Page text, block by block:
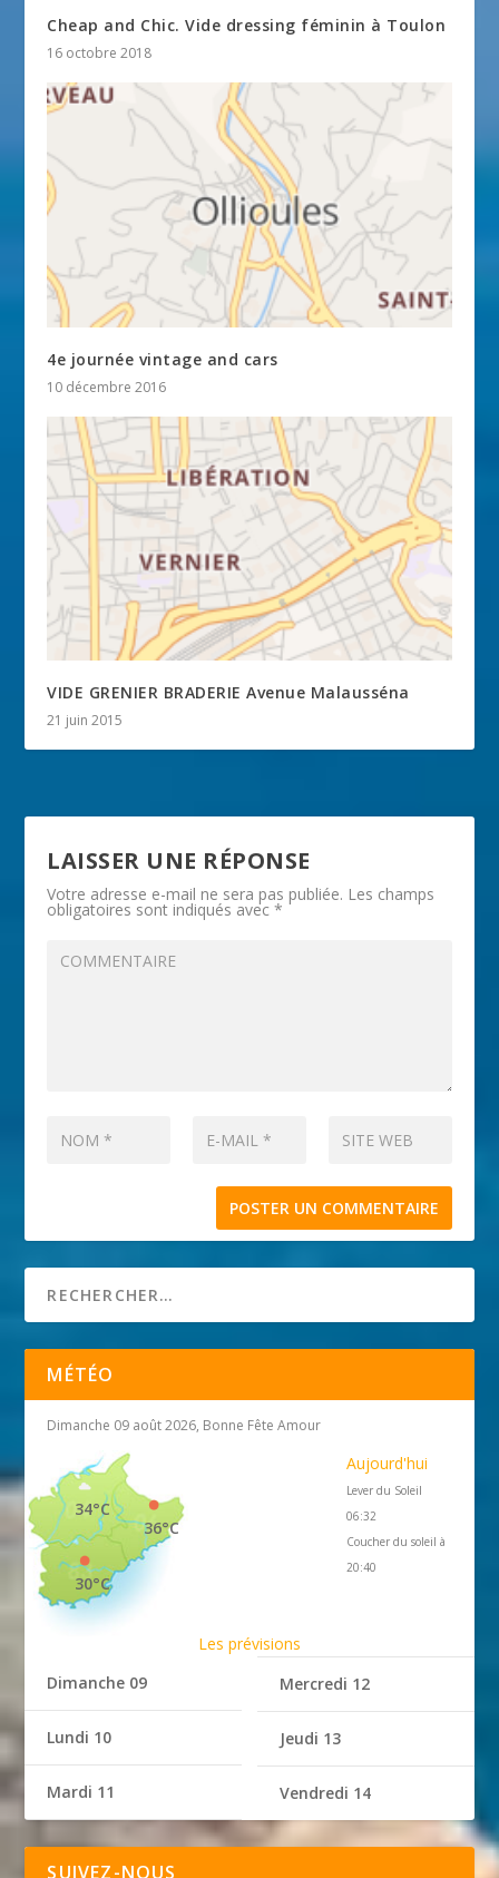
Cheap and Chic. Vide dressing féminin à Toulon
16 octobre 2018
4e journée vintage and cars
10 décembre 2016
VIDE GRENIER BRADERIE Avenue Malausséna
21 juin 2015
LAISSER UNE RÉPONSE
Votre adresse e-mail ne sera pas publiée. Les champs
obligatoires sont indiqués avec*
MÉTÉO
Dimanche 09 août 2026, Bonne Fête Amour
36°C
34°C
30°C
Aujourd'hui
Lever du Soleil
06:32
Coucher du soleil à
20:40
Les prévisions
Dimanche 09
Lundi 10
Mardi 11
Mercredi 12
Jeudi 13
Vendredi 14
SUIVEZ-NOUS